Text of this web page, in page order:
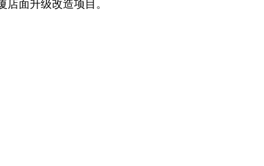
面升级改造项目。